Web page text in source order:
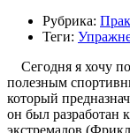
Рубрика:
Теги:
Сегодня я хочу
полезным
который
он был разработан
экстремалов